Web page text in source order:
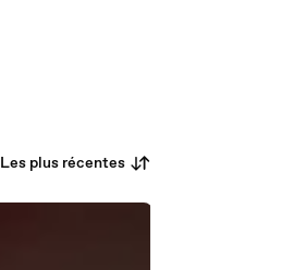
Les plus récentes